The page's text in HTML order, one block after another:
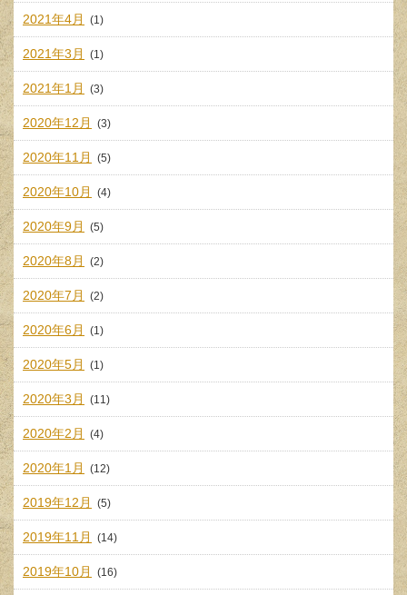
2021年4月 (1)
2021年3月 (1)
2021年1月 (3)
2020年12月 (3)
2020年11月 (5)
2020年10月 (4)
2020年9月 (5)
2020年8月 (2)
2020年7月 (2)
2020年6月 (1)
2020年5月 (1)
2020年3月 (11)
2020年2月 (4)
2020年1月 (12)
2019年12月 (5)
2019年11月 (14)
2019年10月 (16)